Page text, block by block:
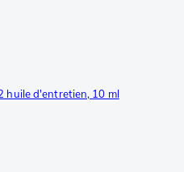
huile d'entretien, 10 ml